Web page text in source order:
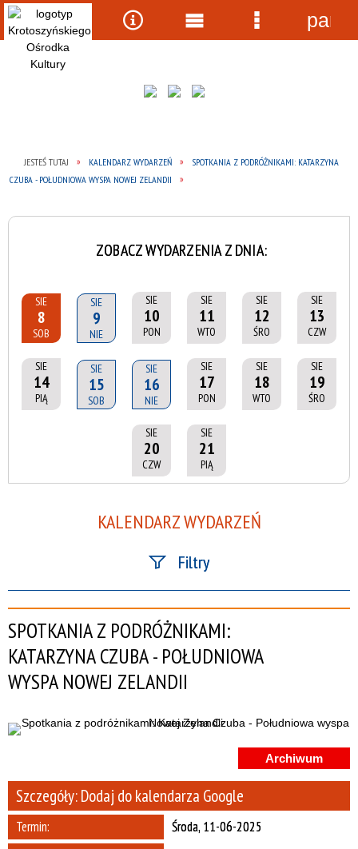
JESTEŚ TUTAJ KALENDARZ WYDARZEŃ
SPOTKANIA Z PODRÓŻNIKAMI: KATARZYNA
CZUBA - POŁUDNIOWA WYSPA NOWEJ ZELANDII
ZOBACZ WYDARZENIA Z DNIA:
SIE
8
SOB
SIE
9
NIE
SIE
10
PON
SIE
11
WTO
SIE
12
ŚRO
SIE
13
CZW
SIE
14
PIĄ
SIE
15
SOB
SIE
16
NIE
SIE
17
PON
SIE
18
WTO
SIE
19
ŚRO
SIE
20
CZW
SIE
21
PIĄ
KALENDARZ WYDARZEŃ
Filtry
Szukana fraza
Kategoria
Trwające w zakresie
Organizator
Promowane
SPOTKANIA Z PODRÓŻNIKAMI:
KATARZYNA CZUBA - POŁUDNIOWA
WYSPA NOWEJ ZELANDII
Archiwum
Szczegóły:Dodaj do kalendarza Google
Termin:
Środa, 11-06-2025
Wyszukiwarka
Narzędzia
Menu Menu
panel